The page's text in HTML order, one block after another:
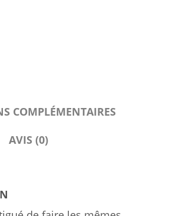
COMPLÉMENTAIRES
AVIS (0)